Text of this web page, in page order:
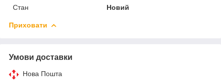
Стан
Новий
Приховати
Умови доставки
Нова Пошта